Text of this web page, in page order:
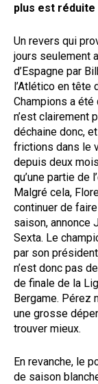
plus est réduite
Un revers qui
jours seulement
d’Espagne par
l’Atlético en tête
Champions a été
n’est clairement
déchaine donc,
frictions dans le
depuis deux
qu’une partie de
Malgré cela,
continuer de
saison, annonce
Sexta. Le
par son
n’est donc pas
de finale de la
Bergame. Pérez
une grosse
trouver mieux.
En revanche, le
de saison